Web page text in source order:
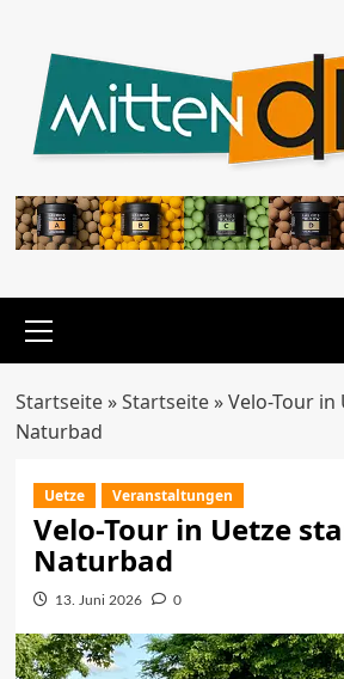
springen
Menü
Startseite»Startseite»Velo-Tour
Naturbad
Uetze Veranstaltungen
Velo-Tour in Uetze
Naturbad
13. Juni 2026 0